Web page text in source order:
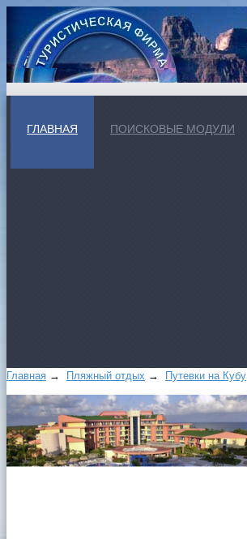
ГЛАВНАЯ ПОИСКОВЫЕ МОДУЛИ
Главная → Пляжный отдых → Путевки на Кубу